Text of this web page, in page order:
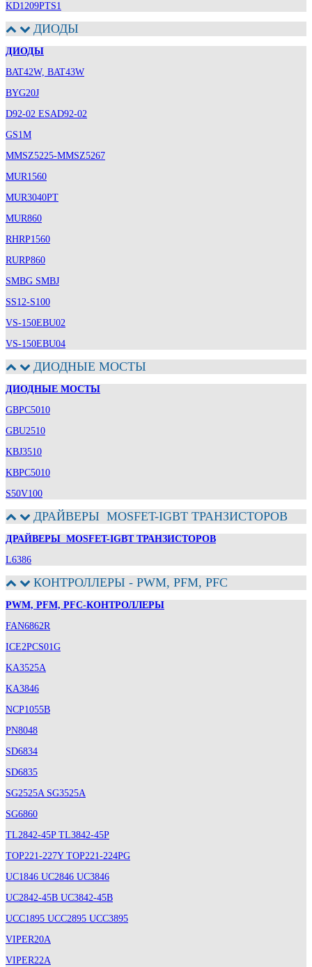
KD1209PTS1
ДИОДЫ
ДИОДЫ
BAT42W, BAT43W
BYG20J
D92-02 ESAD92-02
GS1M
MMSZ5225-MMSZ5267
MUR1560
MUR3040PT
MUR860
RHRP1560
RURP860
SMBG SMBJ
SS12-S100
VS-150EBU02
VS-150EBU04
ДИОДНЫЕ МОСТЫ
ДИОДНЫЕ МОСТЫ
GBPC5010
GBU2510
KBJ3510
KBPC5010
S50V100
ДРАЙВЕРЫ MOSFET-IGBT ТРАНЗИСТОРОВ
ДРАЙВЕРЫ MOSFET-IGBT ТРАНЗИСТОРОВ
L6386
КОНТРОЛЛЕРЫ - PWM, PFM, PFC
PWM, PFM, PFC-КОНТРОЛЛЕРЫ
FAN6862R
ICE2PCS01G
KA3525A
KA3846
NCP1055B
PN8048
SD6834
SD6835
SG2525A SG3525A
SG6860
TL2842-45P TL3842-45P
TOP221-227Y TOP221-224PG
UC1846 UC2846 UC3846
UC2842-45B UC3842-45B
UCC1895 UCC2895 UCC3895
VIPER20A
VIPER22A